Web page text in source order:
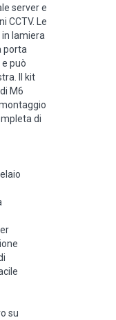
server e
CCTV. Le
lamiera
porta
può
Il kit
M6
di
su